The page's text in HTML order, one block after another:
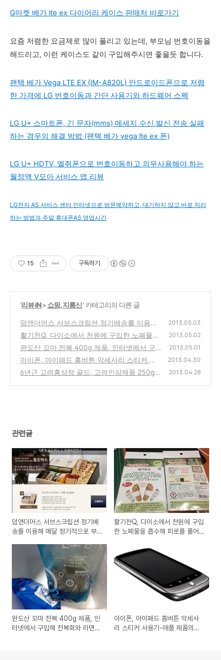
G마켓 베가 lte ex 다이어리 케이스 판매처 바로가기
요즘 저렴한 요금제로 많이 풀리고 있는데, 부모님 번호이동을
해드리고, 이런 케이스도 같이 구입해주시면 좋을듯 합니다.
팬택 베가 Vega LTE EX (IM-A820L) 안드로이드폰으로 저렴
한 가격에 LG 번호이동과 간단 사용기와 하드웨어 스펙
LG U+ 스마트폰, 긴 문자(mms) 메세지 수신,발신 전송 실패
하는 경우의 해결 방법 (팬텍 베가 vega lte ex 폰)
LG U+ HDTV, 엘쥐폰으로 번호이동하고 의무사용해야 하는
월정액 V모아 서비스 앱 리뷰
LG전자 AS 서비스 센터 인터넷으로 방문예약하고, 대기하지 않고 바로 처리
하는 방법과 주말 휴대폰AS 영업시간
15 구독하기
'리뷰 iN> 쇼핑, 지름신' 카테고리의 다른 글
덤앤더머스 서브스크립션 정기배송를 이용해
매달 정기적으로 부모님선물,식품,생활용품을
받아보는 쇼핑몰 사용기
(2)
2013.05.03
활기천Q, 다이소에서 천원에 구입한 노폐물을
흡수해 피로를 풀어준다는 죽초목초 수액시트
사용기
(0)
2013.05.02
완도산 꼬마 전복 400g 제품, 인터넷에서 구
입해 전복회와 라면에 넣어서 먹어보는 방법
(0)
2013.05.01
아이폰, 아이패드 홈버튼 악세사리 스티커 사
용기-애플 제품의 UI/UX가 좋다라는것을 알게
2013.04.30
6년근 고려홍삼정 골드, 고려인삼제품 250g 4
2013.04.28
관련글
덤앤더머스 서브스크립션 정기배
송를 이용해 매달 정기적으로 부
는 쇼핑몰 사용기
활기천Q, 다이소에서 천원에 구입
한 노폐물을 흡수해 피로를 풀어
완도산 꼬마 전복 400g 제품, 인
터넷에서 구입해 전복회와 라면에
아이폰, 아이패드 홈버튼 악세사
리 스티커 사용기-애플 제품의